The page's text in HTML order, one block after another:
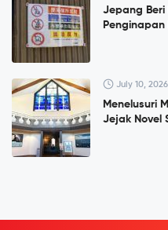
Jepang Beri
Penginapan
July 10, 2026
Menelusuri
Jejak Novel